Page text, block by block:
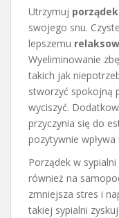
Utrzymuj
swojego snu.
lepszemu
Wyeliminowanie
takich jak
stworzyć spokojną
wyciszyć.
przyczynia się do
pozytywnie
Porządek w
również na
zmniejsza stres i
takiej sypialni